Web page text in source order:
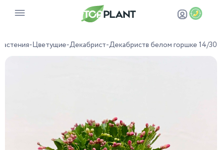
-Цветущие-Декабрист-Декабриств белом горшке 14/30